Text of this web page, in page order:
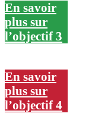
En savoir
plus sur
l’objectif 3
En savoir
plus sur
l’objectif 4